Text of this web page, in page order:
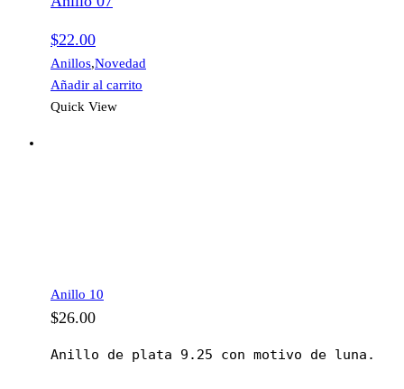
$22.00
Anillos,Novedad
Añadir al carrito
Quick View
Anillo 10
$26.00
Anillo de plata 9.25 con motivo de luna.